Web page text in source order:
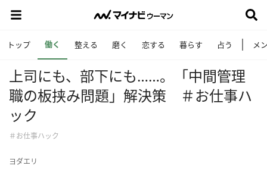
トップ 働く 整える 磨く 恋する 暮らす 占う メ
上司にも、部下にも……。「中間管理
職の板挟み問題」解決策 ＃お仕事ハ
ック
＃お仕事ハック
ヨダエリ